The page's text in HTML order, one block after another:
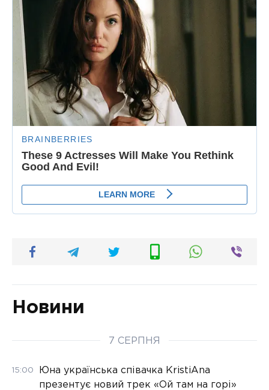
Новини
7 СЕРПНЯ
15:00
Юна українська співачка KristiAna
презентує новий трек «Ой там на горі»